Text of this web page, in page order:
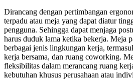
Dirancang dengan pertimbangan
terpadu atau meja yang dapat diatur
pengguna. Sehingga dapat menjaga
harus duduk lama ketika bekerja. Meja
berbagai jenis lingkungan kerja,
kerja bersama, dan ruang coworking.
fleksibilitas dalam merancang ruang
kebutuhan khusus perusahaan atau